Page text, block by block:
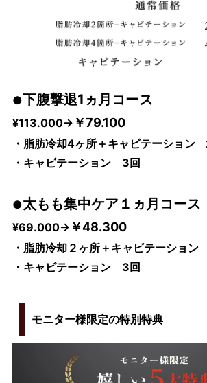
●下腹撃退1ヵ月コース
¥113.000→ ￥79.100
・脂肪冷却4ヶ所＋キャビテーション
・キャビテーション 3回
●太もも集中ケア１ヵ月 コース
¥69.000→ ￥48.300
・脂肪冷却２ヶ所＋キャビテーション
・キャビテーション 3回
モニター様限定の特別特典